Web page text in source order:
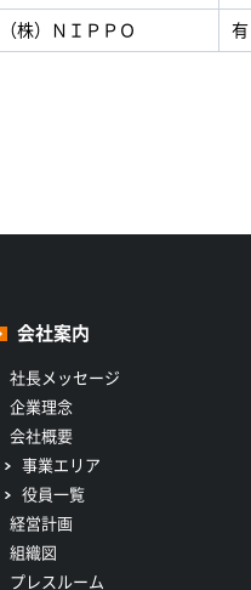
（株）ＮＩＰＰＯ
有
会社案内
社長メッセージ
企業理念
会社概要
事業エリア
役員一覧
経営計画
組織図
プレスルーム